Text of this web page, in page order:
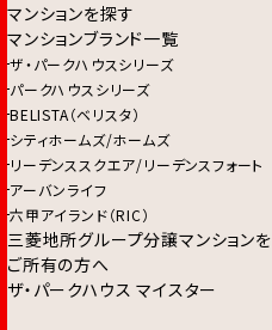
マンションを探す
マンションブランド一覧
ザ・パークハウスシリーズ
パークハウスシリーズ
BELISTA（ベリスタ）
シティホームズ/ホームズ
リーデンススクエア/リーデンスフォート
アーバンライフ
六甲アイランド（RIC）
三菱地所グループ分譲マンションを
ご所有の方へ
ザ・パークハウス マイスター